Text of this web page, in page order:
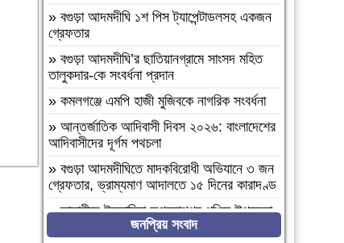
»বগুড়া আদমদীঘি ১শ পিস ট্যাপেন্টাডলসহ একজন
গ্রেফতার
»বগুড়া আদমদীঘি’র ছাতিয়ানগ্রামে সাংসদ মহিত
তালুকদার-কে সংবর্ধনা প্রদান
»কমলগঞ্জে এমপি হাজী মুজিবকে নাগরিক সংবর্ধনা
»আন্তর্জাতিক আদিবাসী দিবস ২০২৬: বাংলাদেশের
আদিবাসীদের দূর্গম পথচলা
»বগুড়া আদমদীঘিতে মাদকবিরোধী অভিযানে ৩ জন
গ্রেফতার, ভ্রাম্যমাণ আদালতে ১৫ দিনের কারাদণ্ড
»‎তালামীযে ইসলামিয়া জগন্নাথপুর পশ্চিম উপজেলা
শাখার কাউন্সিল সম্পন্ন।জনপ্রিয় সংবাদ